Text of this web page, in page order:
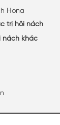
Hona
trị hôi nách
nách khác